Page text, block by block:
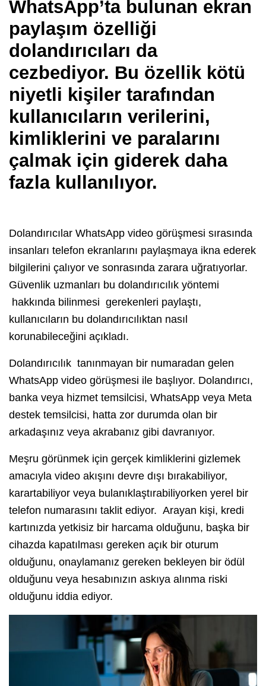
WhatsApp’ta bulunan ekran
paylaşım özelliği
dolandırıcıları da
cezbediyor. Bu özellik kötü
niyetli kişiler tarafından
kullanıcıların verilerini,
kimliklerini ve paralarını
çalmak için giderek daha
fazla kullanılıyor.
Dolandırıcılar WhatsApp video görüşmesi sırasında
insanları telefon ekranlarını paylaşmaya ikna ederek
bilgilerini çalıyor ve sonrasında zarara uğratıyorlar.
Güvenlik uzmanları bu dolandırıcılık yöntemi
hakkında bilinmesi gerekenleri paylaştı,
kullanıcıların bu dolandırıcılıktan nasıl
korunabileceğini açıkladı.
Dolandırıcılık tanınmayan bir numaradan gelen
WhatsApp video görüşmesi ile başlıyor. Dolandırıcı,
banka veya hizmet temsilcisi, WhatsApp veya Meta
destek temsilcisi, hatta zor durumda olan bir
arkadaşınız veya akrabanız gibi davranıyor.
Meşru görünmek için gerçek kimliklerini gizlemek
amacıyla video akışını devre dışı bırakabiliyor,
karartabiliyor veya bulanıklaştırabiliyorken yerel bir
telefon numarasını taklit ediyor. Arayan kişi, kredi
kartınızda yetkisiz bir harcama olduğunu, başka bir
cihazda kapatılması gereken açık bir oturum
olduğunu, onaylamanız gereken bekleyen bir ödül
olduğunu veya hesabınızın askıya alınma riski
olduğunu iddia ediyor.